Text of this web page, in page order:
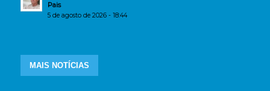
Pais
5 de agosto de 2026 - 18:44
MAIS NOTÍCIAS